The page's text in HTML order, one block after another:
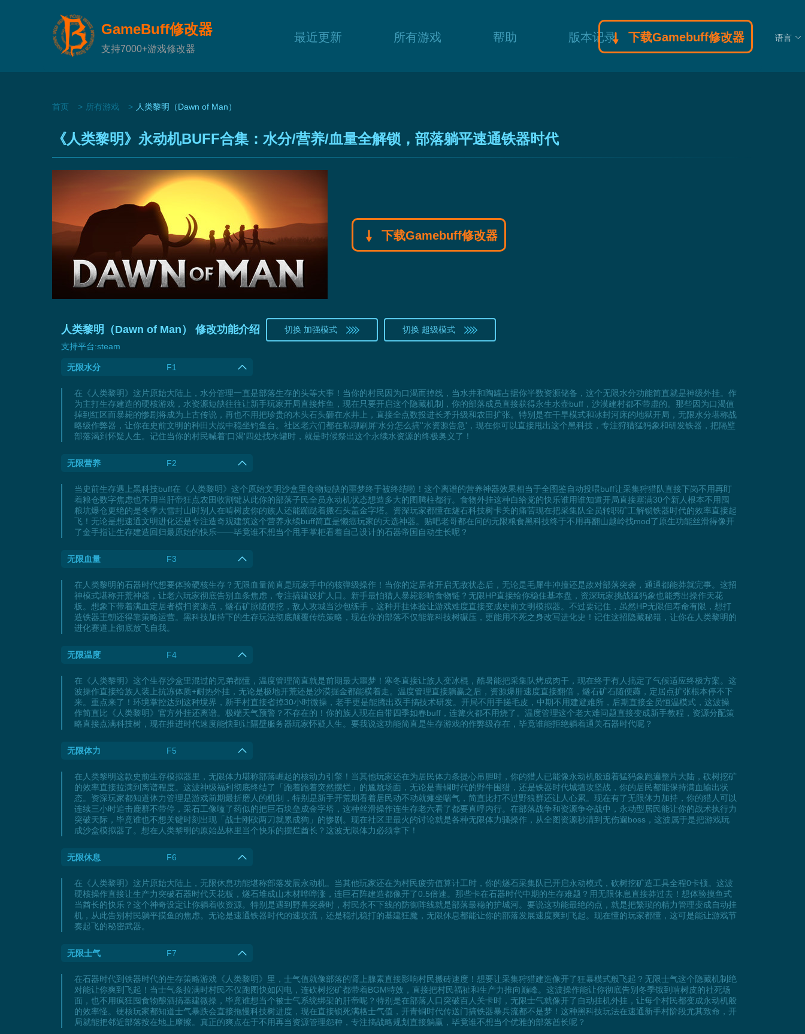
GameBuff修改器
支持7000+游戏修改器
最近更新 所有游戏 帮助 版本记录 下载Gamebuff修改器 语言
首页 所有游戏 人类黎明（Dawn of Man）
《人类黎明》永动机BUFF合集：水分/营养/血量全解锁，部落躺平速通铁器时代
下载Gamebuff修改器
人类黎明（Dawn of Man） 修改功能介绍 切换 加强模式
切换 超级模式
支持平台:steam
无限水分 F1
在《人类黎明》这片原始大陆上，水分管理一直是部落生存的头等大事！当你的村民因为口渴而掉线，当水井和陶罐占据你半数资源储备，这个无限水分功能简直就是神级外挂。作
为主打生存建造的硬核游戏，水资源短缺往往让新手玩家开局直接炸鱼，现在只要开启这个隐藏机制，你的部落成员直接获得永生水壶buff，沙漠建村都不带虚的。那些因为口渴值
掉到红区而暴毙的惨剧将成为上古传说，再也不用把珍贵的木头石头砸在水井上，直接全点数投进长矛升级和农田扩张。特别是在干旱模式和冰封河床的地狱开局，无限水分堪称战
略级作弊器，让你在史前文明的种田大战中稳坐钓鱼台。社区老六们都在私聊刷屏'水分怎么搞''水资源告急'，现在你可以直接甩出这个黑科技，专注狩猎猛犸象和研发铁器，把隔壁
部落渴到怀疑人生。记住当你的村民喊着'口渴'四处找水罐时，就是时候祭出这个永续水资源的终极奥义了！
无限营养 F2
当史前生存遇上黑科技buff在《人类黎明》这个原始文明沙盒里食物短缺的噩梦终于被终结啦！这个离谱的营养神器效果相当于全图鉴自动投喂buff让采集狩猎队直接下岗不用再盯
着粮仓数字焦虑也不用当肝帝狂点农田收割键从此你的部落子民全员永动机状态想造多大的图腾柱都行。食物外挂这种白给党的快乐谁用谁知道开局直接塞满30个新人根本不用囤
粮坑爆仓更绝的是冬季大雪封山时别人在啃树皮你的族人还能蹦跶着搬石头盖金字塔。资深玩家都懂在燧石科技树卡关的痛苦现在把采集队全员转职矿工解锁铁器时代的效率直接起
飞！无论是想速通文明进化还是专注造奇观建筑这个营养永续buff简直是懒癌玩家的天选神器。贴吧老哥都在问的无限粮食黑科技终于不用再翻山越岭找mod了原生功能丝滑得像开
了金手指让生存建造回归最原始的快乐——毕竟谁不想当个甩手掌柜看着自己设计的石器帝国自动生长呢？
无限血量 F3
在人类黎明的石器时代想要体验硬核生存？无限血量简直是玩家手中的核弹级操作！当你的定居者开启无敌状态后，无论是毛犀牛冲撞还是敌对部落突袭，通通都能莽就完事。这招
神模式堪称开荒神器，让老六玩家彻底告别血条焦虑，专注搞建设扩人口。新手最怕猎人暴毙影响食物链？无限HP直接给你稳住基本盘，资深玩家挑战猛犸象也能秀出操作天花
板。想象下带着满血定居者横扫资源点，燧石矿脉随便挖，敌人攻城当沙包练手，这种开挂体验让游戏难度直接变成史前文明模拟器。不过要记住，虽然HP无限但寿命有限，想打
造铁器王朝还得靠策略运营。黑科技加持下的生存玩法彻底颠覆传统策略，现在你的部落不仅能靠科技树碾压，更能用不死之身改写进化史！记住这招隐藏秘籍，让你在人类黎明的
进化赛道上彻底放飞自我。
无限温度 F4
在《人类黎明》这个生存沙盒里混过的兄弟都懂，温度管理简直就是前期最大噩梦！寒冬直接让族人变冰棍，酷暑能把采集队烤成肉干，现在终于有人搞定了气候适应终极方案。这
波操作直接给族人装上抗冻体质+耐热外挂，无论是极地开荒还是沙漠掘金都能横着走。温度管理直接躺赢之后，资源爆肝速度直接翻倍，燧石矿石随便薅，定居点扩张根本停不下
来。重点来了！环境掌控达到这种境界，新手村直接省掉30小时微操，老手更是能腾出双手搞技术研发。开局不用手搓毛皮，中期不用建避难所，后期直接全员恒温模式，这波操
作简直比《人类黎明》官方外挂还离谱。极端天气预警？不存在的！你的族人现在自带四季如春buff，连篝火都不用烧了。温度管理这个老大难问题直接变成新手教程，资源分配策
略直接点满科技树，现在推进时代速度能快到让隔壁服务器玩家怀疑人生。要我说这功能简直是生存游戏的作弊级存在，毕竟谁能拒绝躺着通关石器时代呢？
无限体力 F5
在人类黎明这款史前生存模拟器里，无限体力堪称部落崛起的核动力引擎！当其他玩家还在为居民体力条提心吊胆时，你的猎人已能像永动机般追着猛犸象跑遍整片大陆，砍树挖矿
的效率直接拉满到离谱程度。这波神级福利彻底终结了「跑着跑着突然摆烂」的尴尬场面，无论是青铜时代的野牛围猎，还是铁器时代城墙攻坚战，你的居民都能保持满血输出状
态。资深玩家都知道体力管理是游戏前期最折磨人的机制，特别是新手开荒期看着居民动不动就瘫坐喘气，简直比打不过野狼群还让人心累。现在有了无限体力加持，你的猎人可以
连续三小时追击鹿群不带停，采石工像嗑了药似的把巨石块垒成金字塔，这种丝滑操作连生存老六看了都要直呼内行。在部落战争和资源争夺战中，永动型居民能让你的战术执行力
突破天际，毕竟谁也不想关键时刻出现「战士刚砍两刀就累成狗」的惨剧。现在社区里最火的讨论就是各种无限体力骚操作，从全图资源秒清到无伤遛boss，这波属于是把游戏玩
成沙盒模拟器了。想在人类黎明的原始丛林里当个快乐的摆烂酋长？这波无限体力必须拿下！
无限休息 F6
在《人类黎明》这片原始大陆上，无限休息功能堪称部落发展永动机。当其他玩家还在为村民疲劳值算计工时，你的燧石采集队已开启永动模式，砍树挖矿造工具全程0卡顿。这波
硬核操作直接让生产力突破石器时代天花板，燧石堆成山木材哗哗涨，连巨石阵建造都像开了0.5倍速。那些卡在石器时代中期的生存难题？用无限休息直接莽过去！想体验摸鱼式
当酋长的快乐？这个神奇设定让你躺着收资源。特别是遇到野兽突袭时，村民永不下线的防御阵线就是部落最稳的护城河。要说这功能最绝的点，就是把繁琐的精力管理变成自动挂
机，从此告别村民躺平摸鱼的焦虑。无论是速通铁器时代的速攻流，还是稳扎稳打的基建狂魔，无限休息都能让你的部落发展速度爽到飞起。现在懂的玩家都懂，这可是能让游戏节
奏起飞的秘密武器。
无限士气 F7
在石器时代到铁器时代的生存策略游戏《人类黎明》里，士气值就像部落的肾上腺素直接影响村民搬砖速度！想要让采集狩猎建造像开了狂暴模式般飞起？无限士气这个隐藏机制绝
对能让你爽到飞起！当士气条拉满时村民不仅跑图快如闪电，连砍树挖矿都带着BGM特效，直接把村民福祉和生产力推向巅峰。这波操作能让你彻底告别冬季饿到啃树皮的社死场
面，也不用疯狂囤食物酿酒搞基建微操，毕竟谁想当个被士气系统绑架的肝帝呢？特别是在部落人口突破百人关卡时，无限士气就像开了自动挂机外挂，让每个村民都变成永动机般
的效率怪。硬核玩家都知道士气暴跌会直接拖慢科技树进度，现在直接锁死满格士气值，开青铜时代传送门搞铁器暴兵流都不是梦！这种黑科技玩法在速通新手村阶段尤其致命，开
局就能把邻近部落按在地上摩擦。真正的爽点在于不用再当资源管理怨种，专注搞战略规划直接躺赢，毕竟谁不想当个优雅的部落酋长呢？